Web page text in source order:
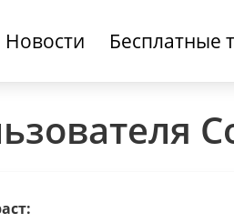
Новости Бесплатные